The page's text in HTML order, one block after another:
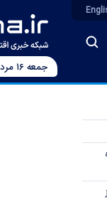
جمعه ۱۶ مرداد ۱۴۰۵